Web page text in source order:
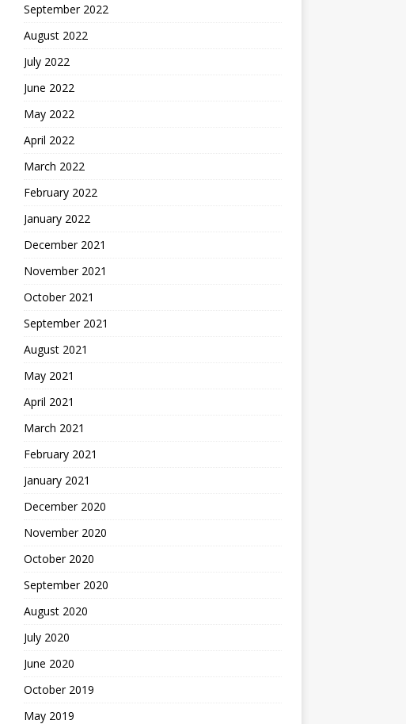
September 2022
August 2022
July 2022
June 2022
May 2022
April 2022
March 2022
February 2022
January 2022
December 2021
November 2021
October 2021
September 2021
August 2021
May 2021
April 2021
March 2021
February 2021
January 2021
December 2020
November 2020
October 2020
September 2020
August 2020
July 2020
June 2020
October 2019
May 2019